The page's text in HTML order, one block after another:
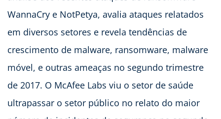
WannaCry e NotPetya, avalia ataques relatados
em diversos setores e revela tendências de
crescimento de malware, ransomware, malware
móvel, e outras ameaças no segundo trimestre
de 2017. O McAfee Labs viu o setor de saúde
ultrapassar o setor público no relato do maior